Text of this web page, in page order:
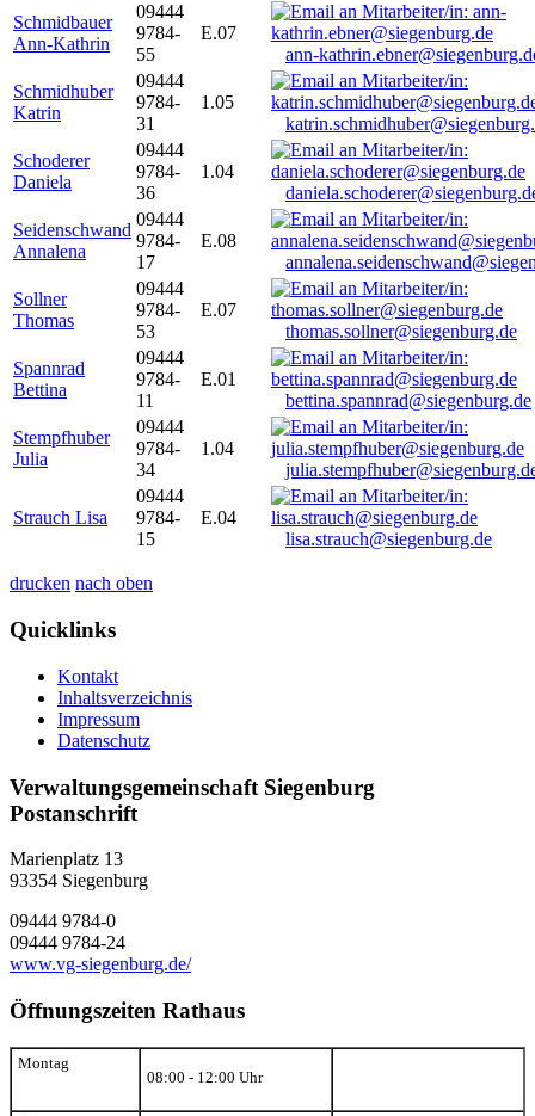
Schmidbauer
Ann-Kathrin
09444
9784-
55
E.07
ann-
Schmidhuber
Katrin
09444
9784-
31
1.05
Schoderer
Daniela
09444
9784-
36
1.04
Seidenschwand
Annalena
09444
9784-
17
E.08
Sollner
Thomas
09444
9784-
53
E.07
thomas.sollner@siegenburg.de
Spannrad
Bettina
09444
9784-
11
E.01
bettina.spannrad@siegenburg.de
Stempfhuber
Julia
09444
9784-
34
1.04
Strauch Lisa
09444
9784-
15
E.04
lisa.strauch@siegenburg.de
drucken nach oben
Quicklinks
Kontakt
Inhaltsverzeichnis
Impressum
Datenschutz
Verwaltungsgemeinschaft Siegenburg
Postanschrift
Marienplatz 13
93354 Siegenburg
09444 9784-0
09444 9784-24
www.vg-siegenburg.de/
Öffnungszeiten Rathaus
Montag
08:00 - 12:00 Uhr